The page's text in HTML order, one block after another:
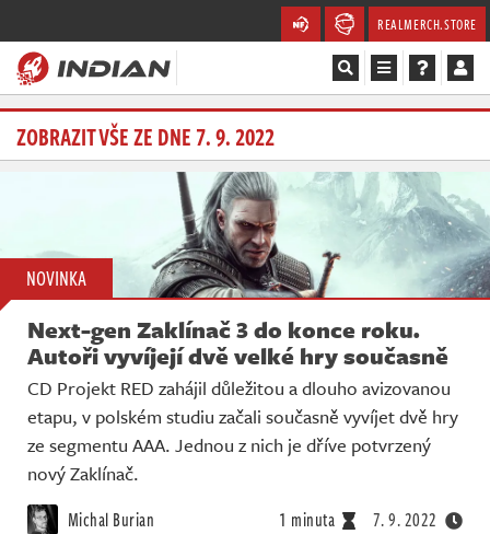
REALMERCH.STORE
Magazín
Soutěže
Databáze
Komunita
Redakce
Živě
ZOBRAZIT VŠE ZE DNE 7. 9. 2022
NOVINKA
Next-gen Zaklínač 3 do konce roku.
Autoři vyvíjejí dvě velké hry současně
CD Projekt RED zahájil důležitou a dlouho avizovanou
etapu, v polském studiu začali současně vyvíjet dvě hry
ze segmentu AAA. Jednou z nich je dříve potvrzený
nový Zaklínač.
Michal Burian 1 minuta 7. 9. 2022